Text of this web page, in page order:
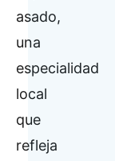
asado,
una
especialidad
local
que
refleja